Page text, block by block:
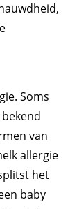
Soms
van
allergie
het
baby